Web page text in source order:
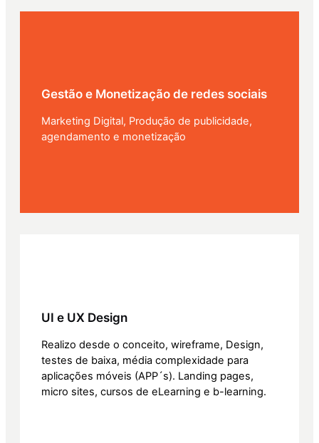
Gestão e Monetização de redes sociais
Marketing Digital, Produção de publicidade,
agendamento e monetização
UI e UX Design
Realizo desde o conceito, wireframe, Design,
testes de baixa, média complexidade para
aplicações móveis (APP´s). Landing pages,
micro sites, cursos de eLearning e b-learning.